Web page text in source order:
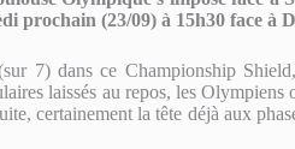
prochain (23/09) à 15h30 face à
7) dans ce Championship
laissés au repos, les Olympiens
certainement la tête déjà aux